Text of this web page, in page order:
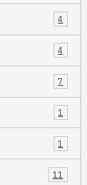
4
4
7
1
1
11